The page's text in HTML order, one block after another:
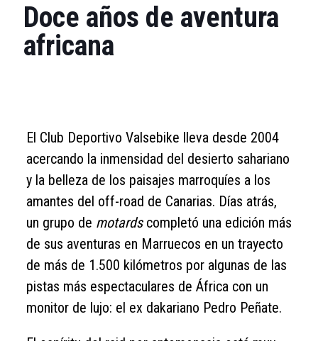
Doce años de aventura
africana
El Club Deportivo Valsebike lleva desde 2004
acercando la inmensidad del desierto sahariano
y la belleza de los paisajes marroquíes a los
amantes del off-road de Canarias. Días atrás,
un grupo de motardscompletó una edición más
de sus aventuras en Marruecos en un trayecto
de más de 1.500 kilómetros por algunas de las
pistas más espectaculares de África con un
monitor de lujo: el ex dakariano Pedro Peñate.